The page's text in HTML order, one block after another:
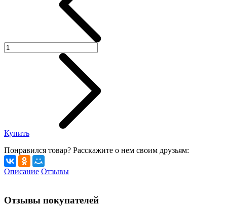
Купить
Понравился товар? Расскажите о нем своим друзьям:
Описание Отзывы
Отзывы покупателей